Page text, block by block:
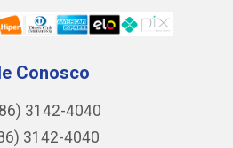
Conosco
3142-4040
3142-4040